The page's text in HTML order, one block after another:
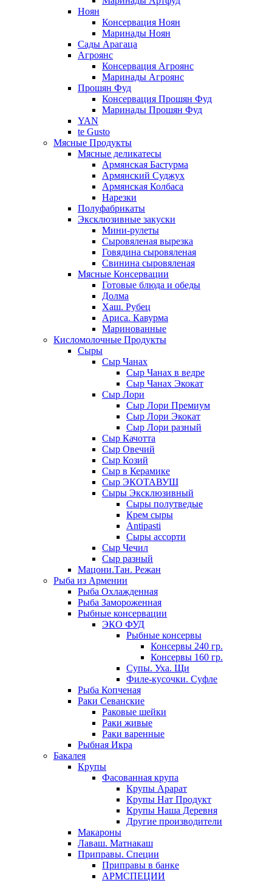
Ноян
Консервация Ноян
Маринады Ноян
Сады Арагаца
Агроянс
Консервация Агроянс
Маринады Агроянс
Прошян Фуд
Консервация Прошян Фуд
Маринады Прошян Фуд
YAN
te Gusto
Мясные Продукты
Мясные деликатесы
Армянская Бастурма
Армянский Суджух
Армянская Колбаса
Нарезки
Полуфабрикаты
Эксклюзивные закуски
Мини-рулеты
Сыровяленая вырезка
Говядина сыровяленая
Свинина сыровяленая
Мясные Консервации
Готовые блюда и обеды
Долма
Хаш. Рубец
Ариса. Кавурма
Маринованные
Кисломолочные Продукты
Сыры
Сыр Чанах
Сыр Чанах в ведре
Сыр Чанах Экокат
Сыр Лори
Сыр Лори Премиум
Сыр Лори Экокат
Сыр Лори разный
Сыр Качотта
Сыр Овечий
Сыр Козий
Сыр в Керамике
Сыр ЭКОТАВУШ
Сыры Эксклюзивный
Сыры полутведые
Крем сыры
Antipasti
Сыры ассорти
Сыр Чечил
Сыр разный
Мацони.Тан. Режан
Рыба из Армении
Рыба Охлажденная
Рыба Замороженная
Рыбные консервации
ЭКО ФУД
Рыбные консервы
Консервы 240 гр.
Консервы 160 гр.
Супы. Уха. Щи
Филе-кусочки. Суфле
Рыба Копченая
Раки Севанские
Раковые шейки
Раки живые
Раки варенные
Рыбная Икра
Бакалея
Крупы
Фасованная крупа
Крупы Арарат
Крупы Нат Продукт
Крупы Наша Деревня
Другие производители
Макароны
Лаваш. Матнакаш
Приправы. Специи
Приправы в банке
АРМСПЕЦИИ